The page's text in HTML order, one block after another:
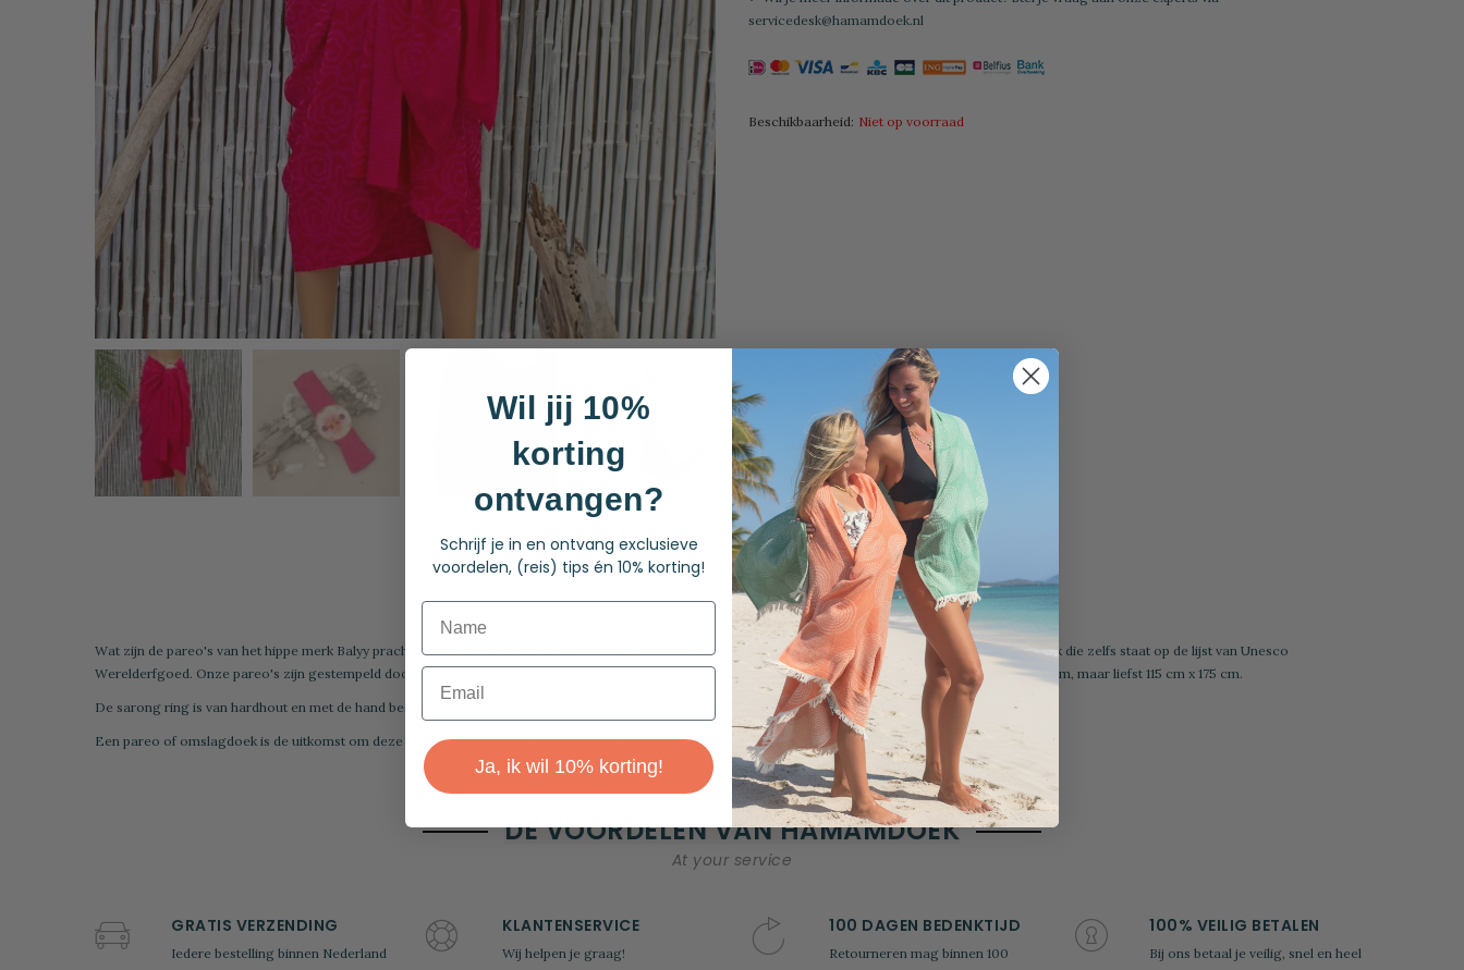
servicedesk@hamamdoek.nl
Beschikbaarheid: Niet op voorraad
Meer informatie Maatadvies
Wat zijn de pareo's van het hippe merk Balyy prachtig. De pareo sarong "Salty Hair" is een met de hand gestempeld in Bali. Batik is een eeuwenoude techniek die zelfs staat op de lijst van Unesco
Werelderfgoed. Onze pareo's zijn gestempeld door middel van deze oude batik techniek maar nu met hippe motieven van deze tijd. De afmeting is lekker ruim, maar liefst 115 cm x 175 cm.
De sarong ring is van hardhout en met de hand beschilderd. Ideaal om je pareo mee vast te knopen.
Een pareo of omslagdoek is de uitkomst om deze over je bikini om te toveren tot een leuke jurk.
DE VOORDELEN VAN HAMAMDOEK
At your service
GRATIS VERZENDING
Iedere bestelling binnen Nederland
KLANTENSERVICE
Wij helpen je graag!
100 DAGEN BEDENKTIJD
Retourneren mag binnen 100
100% VEILIG BETALEN
Bij ons betaal je veilig, snel en heel
Wil jij 10%
korting
ontvangen?
Schrijf je in en ontvang exclusieve
voordelen, (reis) tips én 10% korting!
Name
Email
Ja, ik wil 10% korting!